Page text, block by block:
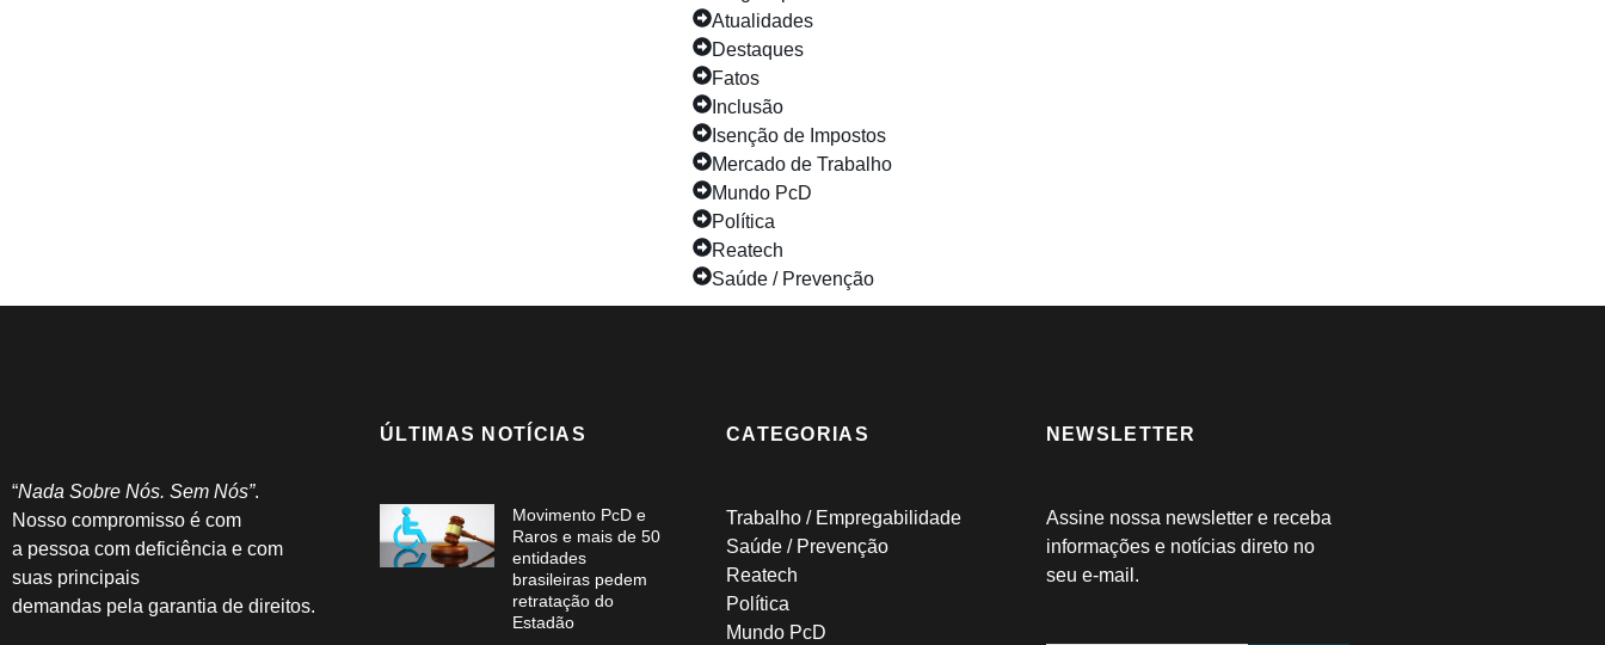
Atualidades
Destaques
Fatos
Inclusão
Isenção de Impostos
Mercado de Trabalho
Mundo PcD
Política
Reatech
Saúde / Prevenção
“Nada Sobre Nós. Sem Nós”.
Nosso compromisso é com
a pessoa com deficiência e com
suas principais
demandas pela garantia de direitos.
ÚLTIMAS NOTÍCIAS
Movimento PcD e
Raros e mais de 50
entidades
brasileiras pedem
retratação do
Estadão
CATEGORIAS
Trabalho / Empregabilidade
Saúde / Prevenção
Reatech
Política
Mundo PcD
NEWSLETTER
Assine nossa newsletter e receba
informações e notícias direto no
seu e-mail.